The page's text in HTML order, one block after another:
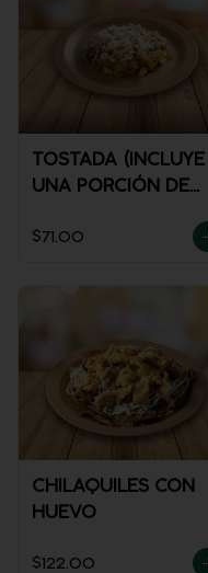
TOSTADA (INCLUYE
UNA PORCIÓN DE
$71.00
CHILAQUILES CON
HUEVO
$122.00